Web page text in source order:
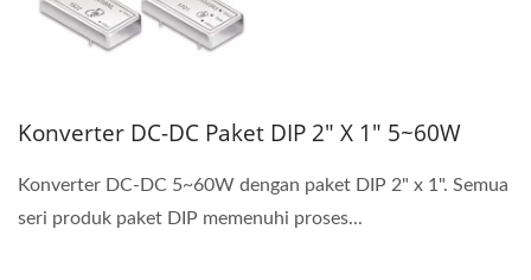
Konverter DC-DC Paket DIP 2" X 1" 5~60W
Konverter DC-DC 5~60W dengan paket DIP 2" x 1". Semua
seri produk paket DIP memenuhi proses...